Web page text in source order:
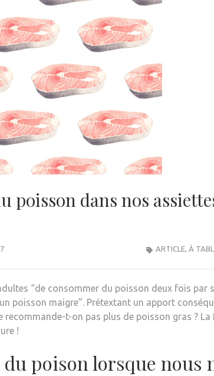
poisson dans nos
ARTICLE, À
“de consommer du poisson deux fois par
poisson maigre”. Prétextant un apport
recommande-t-on pas plus de poisson gras ?
!
poison lorsque nous